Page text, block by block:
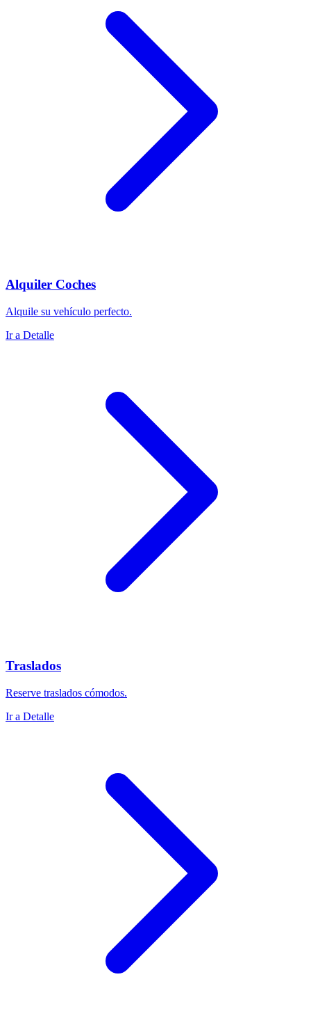
Alquiler Coches
Alquile su vehículo perfecto.
Ir a Detalle
Traslados
Reserve traslados cómodos.
Ir a Detalle